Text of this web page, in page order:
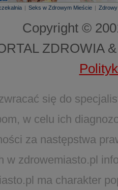
| Seks w Zdrowym Mieście |
Copyright ©
ZDROWIA
się do
w celu ich
za następstwa
w zdrowemiasto.pl
ma charakter